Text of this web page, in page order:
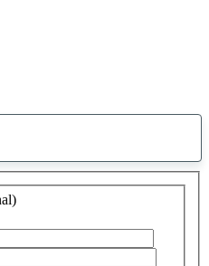
sugestia
została
znaleziona